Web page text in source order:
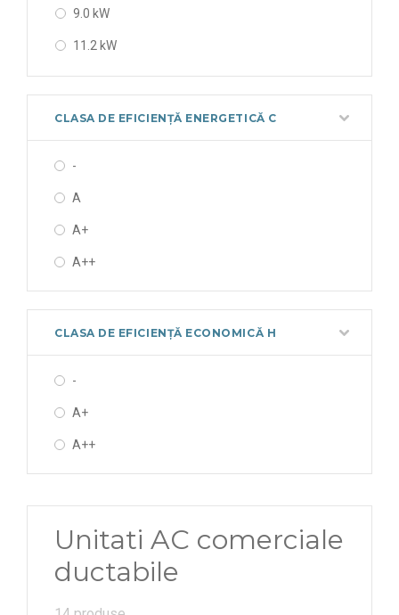
9.0 kW
11.2 kW
13 kW
22.4 kW
CLASA DE EFICIENȚĂ ENERGETICĂ C
-
A
A+
A++
CLASA DE EFICIENȚĂ ECONOMICĂ H
-
A+
A++
Unitati AC comerciale
ductabile